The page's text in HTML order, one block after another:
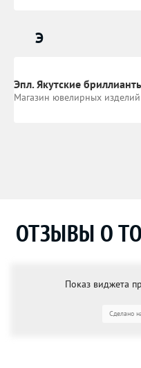
Э
Эпл. Якутские
Магазин ювелирных изделий
ОТЗЫВЫ О
Показ виджета
Сделано